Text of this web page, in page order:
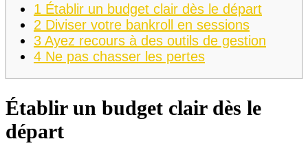
1 Établir un budget clair dès le départ
2 Diviser votre bankroll en sessions
3 Ayez recours à des outils de gestion
4 Ne pas chasser les pertes
Établir un budget clair dès le
départ